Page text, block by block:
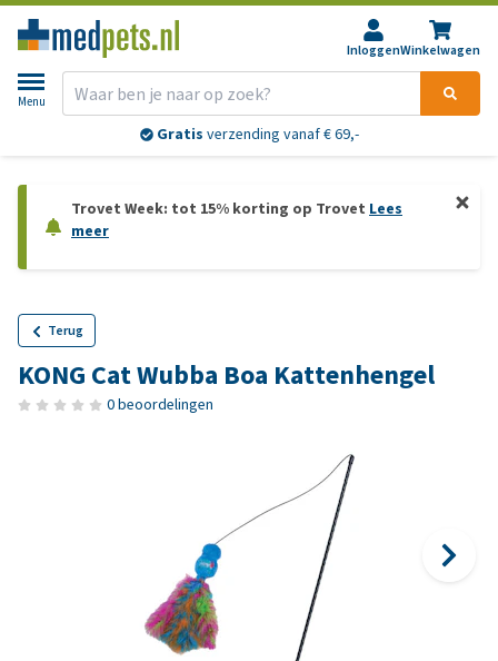
InloggenWinkelwagen
Menu
Gratis verzending vanaf € 69,-
Trovet Week: tot 15% korting op Trovet Lees
meer
Terug
KONG Cat Wubba Boa Kattenhengel
0 beoordelingen